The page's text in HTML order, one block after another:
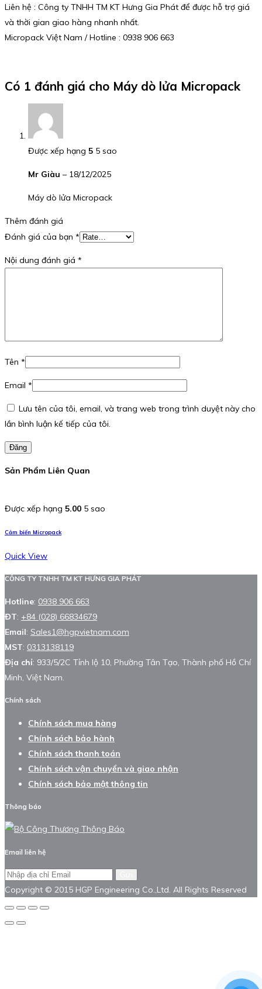
Liên hệ : Công ty TNHH TM KT Hưng Gia Phát để được hỗ trợ giá
và thời gian giao hàng nhanh nhất.
Micropack Việt Nam / Hotline : 0938 906 663
Có 1 đánh giá cho Máy dò lửa Micropack
Được xếp hạng 5 5 sao
Mr Giàu – 18/12/2025
Máy dò lửa Micropack
Thêm đánh giá
Đánh giá của bạn *
Nội dung đánh giá *
Tên *
Email *
Lưu tên của tôi, email, và trang web trong trình duyệt này cho
lần bình luận kế tiếp của tôi.
Đăng
Sản Phẩm Liên Quan
Được xếp hạng 5.00 5 sao
Cảm biến Micropack
Quick View
CÔNG TY TNHH TM KT HƯNG GIA PHÁT
Hotline: 0938 906 663
ĐT: +84 (028) 66834679
Email: Sales1@hgpvietnam.com
MST: 0313138119
Địa chỉ: 933/5/2C Tỉnh lộ 10, Phường Tân Tạo, Thành phố Hồ Chí
Minh, Việt Nam.
Chính sách
Chính sách mua hàng
Chính sách bảo hành
Chính sách thanh toán
Chính sách vận chuyển và giao nhận
Chính sách bảo mật thông tin
Thông báo
Email liên hệ
Copyright © 2015 HGP Engineering Co.,Ltd. All Rights Reserved